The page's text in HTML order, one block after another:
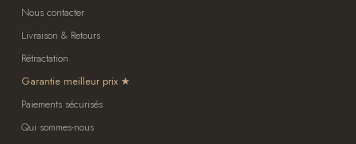
Nous contacter
Livraison & Retours
Rétractation
Garantie meilleur prix
Paiements sécurisés
Qui sommes-nous